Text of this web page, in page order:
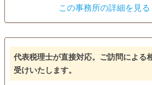
関する幅広い知識はもちろんのこと、学生
まらず、幅広いサービスを提供しています
バイスを提供することができます。 弊所はお客様と密にコミ
遺産分割
家族信託 相続手続き
戸籍収集 相続人調査
この事務所の詳細を見る
代表税理士が直接対応。ご訪問による
受けいたします。